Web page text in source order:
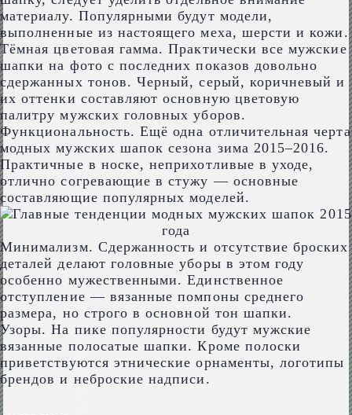
материалу. Популярными будут модели,
выполненные из настоящего меха, шерсти и кожи.
Тёмная цветовая гамма. Практически все мужские
шапки на фото с последних показов довольно
сдержанных тонов. Черный, серый, коричневый и
их оттенки составляют основную цветовую
палитру мужских головных уборов.
Функциональность. Ещё одна отличительная черта
модных мужских шапок сезона зима 2015–2016.
Практичные в носке, неприхотливые в уходе,
отлично согревающие в стужу — основные
составляющие популярных моделей.
Минимализм. Сдержанность и отсутствие броских
деталей делают головные уборы в этом году
особенно мужественными. Единственное
отступление — вязанные помпоны среднего
размера, но строго в основной тон шапки.
Узоры. На пике популярности будут мужские
вязанные полосатые шапки. Кроме полоски
приветствуются этнические орнаменты, логотипы
брендов и неброские надписи.